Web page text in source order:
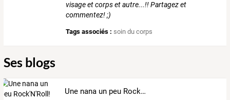
visage et corps et autre...!! Partagez et
commentez! ;)
Tags associés : soin du corps
Ses blogs
Une nana un peu Rock'N'Roll! \m/